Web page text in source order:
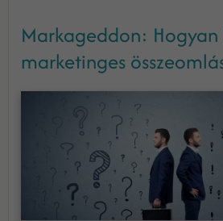
Markageddon:
marketinges